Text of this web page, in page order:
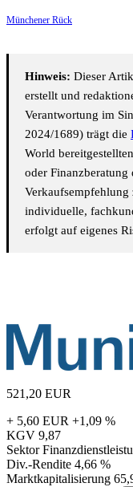
Münchener Rück
Hinweis: Dieser
erstellt und
Verantwortung im
2024/1689) trägt die
World
oder
Verkaufsempfehlung
individuelle,
erfolgt auf eigenes
521,20 EUR
+ 5,60 EUR +1,09 %
KGV 9,87
Sektor
Div.-Rendite 4,66 %
Marktkapitalisierung